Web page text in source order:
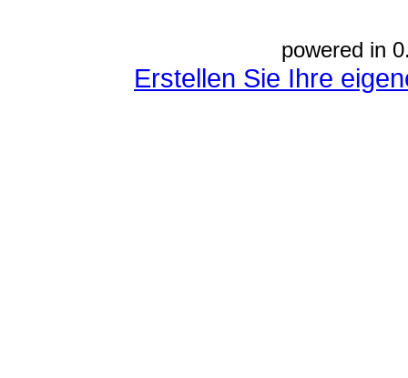
powered in
Erstellen Sie Ihre